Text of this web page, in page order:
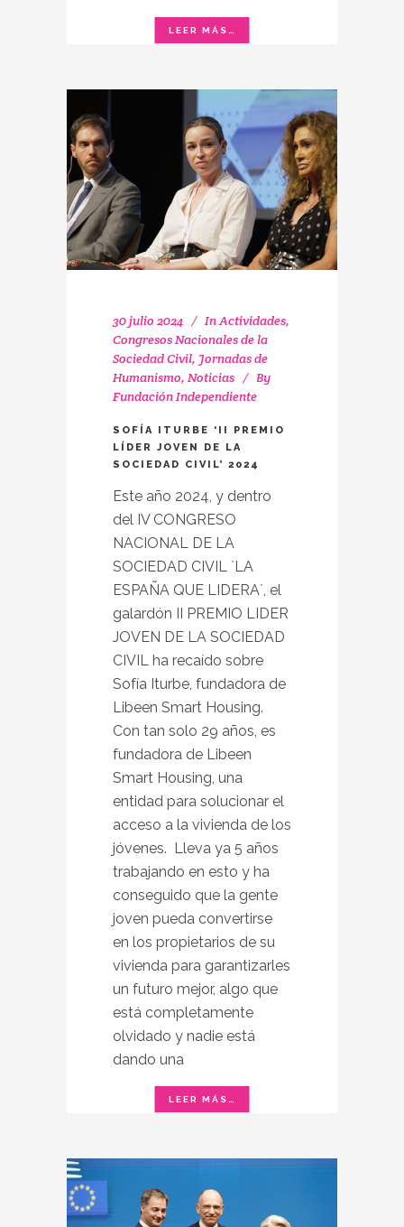
30 julio 2024 InActividades,
Congresos Nacionales de la
Sociedad Civil, Jornadas de
Humanismo, Noticias
By
Fundación Independiente
SOFÍA ITURBE ‘II PREMIO
LÍDER JOVEN DE LA
SOCIEDAD CIVIL’ 2024
Este año 2024, y dentro
del IV CONGRESO
NACIONAL DE LA
SOCIEDAD CIVIL `LA
ESPAÑA QUE LIDERA´, el
galardón II PREMIO LIDER
JOVEN DE LA SOCIEDAD
CIVIL ha recaído sobre
Sofía Iturbe, fundadora de
Libeen Smart Housing.
Con tan solo 29 años, es
fundadora de Libeen
Smart Housing, una
entidad para solucionar el
acceso a la vivienda de los
jóvenes. Lleva ya 5 años
trabajando en esto y ha
conseguido que la gente
joven pueda convertirse
en los propietarios de su
vivienda para garantizarles
un futuro mejor, algo que
está completamente
olvidado y nadie está
dando una